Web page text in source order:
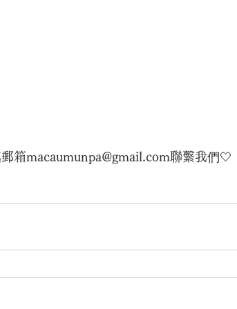
箱macaumunpa@gmail.com聯繫我們🤍